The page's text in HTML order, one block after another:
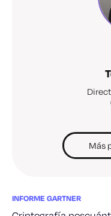
Más
INFORME GARTNER